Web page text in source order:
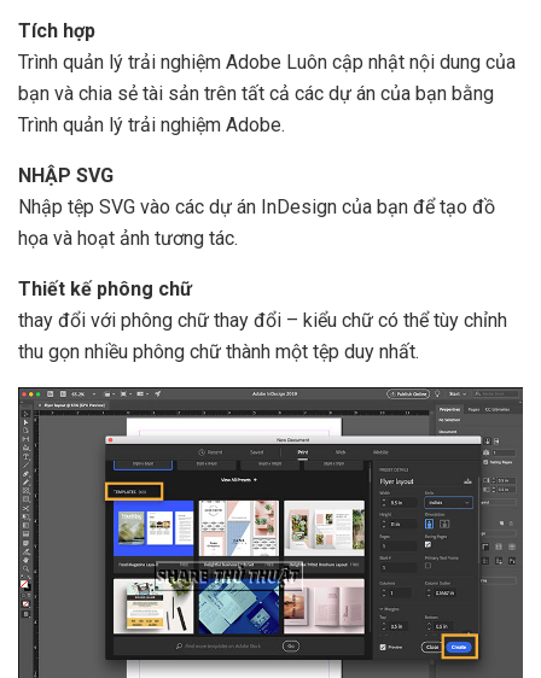
Tích hợp
Trình quản lý trải nghiệm Adobe Luôn cập nhật nội dung của
bạn và chia sẻ tài sản trên tất cả các dự án của bạn bằng
Trình quản lý trải nghiệm Adobe.
NHẬP SVG
Nhập tệp SVG vào các dự án InDesign của bạn để tạo đồ
họa và hoạt ảnh tương tác.
Thiết kế phông chữ
thay đổi với phông chữ thay đổi – kiểu chữ có thể tùy chỉnh
thu gọn nhiều phông chữ thành một tệp duy nhất.